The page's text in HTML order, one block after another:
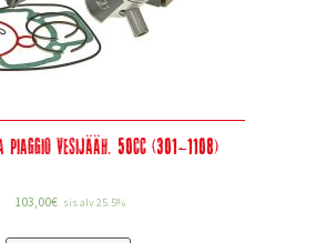
vesijääh. 50cc (301-1108)
103,00€ sis alv 25.5%